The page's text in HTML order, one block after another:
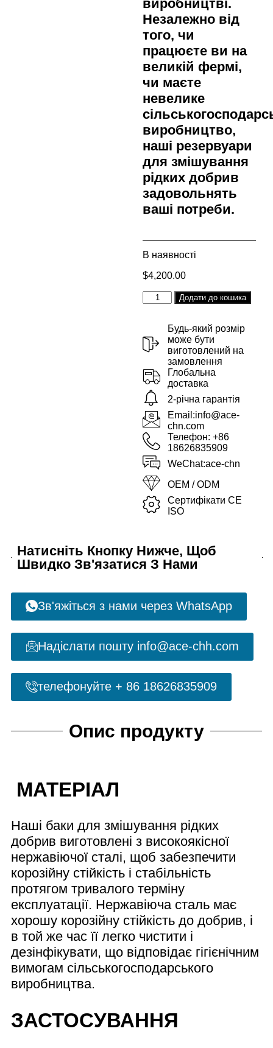
виробництві.
Незалежно від
того, чи
працюєте ви на
великій фермі,
чи маєте
невелике
виробництво,
наші резервуари
для змішування
рідких добрив
задовольнять
ваші потреби.
В наявності
$4,200.00
Додати до кошика
Будь-який розмір
може бути
виготовлений на
замовлення
Глобальна
доставка
2-річна гарантія
Email:info@ace-
chn.com
Телефон: +86
18626835909
WeChat:ace-chn
OEM / ODM
Сертифікати CE
ISO
Натисніть Кнопку Нижче, Щоб
Швидко Зв'язатися З Нами
Зв'яжіться з нами через WhatsApp
Надіслати пошту info@ace-chh.com
телефонуйте + 86 18626835909
Опис продукту
МАТЕРІАЛ
Наші баки для змішування рідких
добрив виготовлені з високоякісної
нержавіючої сталі, щоб забезпечити
корозійну стійкість і стабільність
протягом тривалого терміну
експлуатації. Нержавіюча сталь має
хорошу корозійну стійкість до добрив, і
в той же час її легко чистити і
дезінфікувати, що відповідає гігієнічним
вимогам сільськогосподарського
виробництва.
ЗАСТОСУВАННЯ